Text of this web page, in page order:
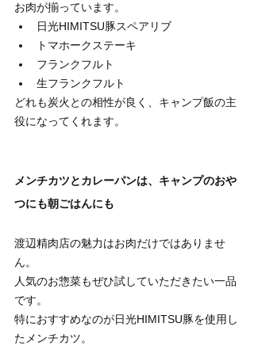
お肉が揃っています。
日光HIMITSU豚スペアリブ
トマホークステーキ
フランクフルト
生フランクフルト
どれも炭火との相性が良く、キャンプ飯の主
役になってくれます。
メンチカツとカレーパンは、キャンプのおや
つにも朝ごはんにも
渡辺精肉店の魅力はお肉だけではありませ
ん。
人気のお惣菜もぜひ試していただきたい一品
です。
特におすすめなのが日光HIMITSU豚を使用し
たメンチカツ。